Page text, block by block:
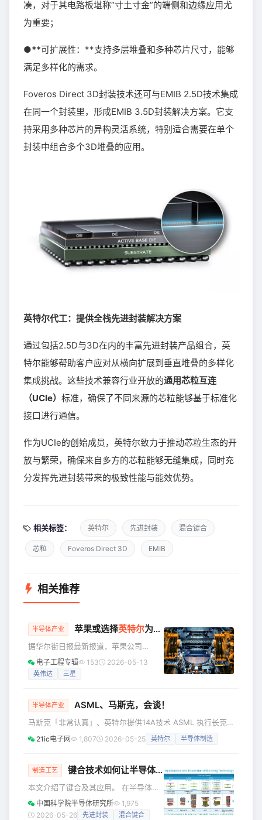
凑，对于其电路板堪称“寸土寸金”的端侧和边缘应用尤
为重要；
●**可扩展性：**支持多层堆叠和多种芯片尺寸，能够
满足多样化的需求。
Foveros Direct 3D封装技术还可与EMIB 2.5D技术集成
在同一个封装里，形成EMIB 3.5D封装解决方案。它支
持采用多种芯片的异构灵活系统，特别适合需要在单个
封装中组合多个3D堆叠的应用。
英特尔代工：提供全栈先进封装解决方案
通过包括2.5D与3D在内的丰富先进封装产品组合，英
特尔能够帮助客户应对从横向扩展到垂直堆叠的多样化
集成挑战。这些技术兼容行业开放的通用芯粒互连
（UCIe） 标准，确保了不同来源的芯粒能够基于标准化
接口进行通信。
作为UCIe的创始成员，英特尔致力于推动芯粒生态的开
放与繁荣，确保来自多方的芯粒能够无缝集成，同时充
分发挥先进封装带来的极致性能与能效优势。
相关标签： 英特尔 先进封装 混合键合
芯粒 Foveros Direct 3D EMIB
相关推荐
半导体产业 苹果或选择英特尔为芯片代工“第二供应商”！
据华尔街日报最新报道，苹果公司
（Apple）与英特尔（Intel）即将达成一
项历史性协议，英特尔将为这位消费电
日，英特尔股价盘中飙升近15%，创下
涨约1.7%。这不仅让一度举步维艰的英
特尔代工业务（Intel Foundry）迎来了
局。 据知情人士透露，这项
电子工程专辑 153 2026-05-13
英伟达 三星
半导体产业 ASML、马斯克，会谈！
马斯克「非常认真」、英特尔提供14A技术 ASML 执行长克
里斯托福·富凯（Christophe Fouquet）20 日出席比利时安
特卫普科技活动时表示： 富凯已直接与马斯克就 TeraFab 半
富凯表示，TeraFab和星链（Starlink）等大型计划将在数年
内增加设备供应商的产能压力，并警告全球半导体产业都可能
面临供不应求局面。 一、A
21ic电子网 1,807 2026-05-25 英特尔 半导体制造
制造工艺 键合技术如何让半导体越叠越高
本文介绍了键合及其应用。 在半导体行
业追求更高性能、更低功耗的道路上，
单纯缩小晶体管尺寸已经越来越难。于
中国科学院半导体研究所
1,975
2026-05-26
先进封装 混合键合